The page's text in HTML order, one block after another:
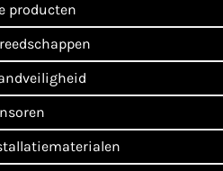
producten